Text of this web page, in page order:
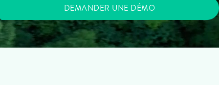
DEMANDER UNE DÉMO